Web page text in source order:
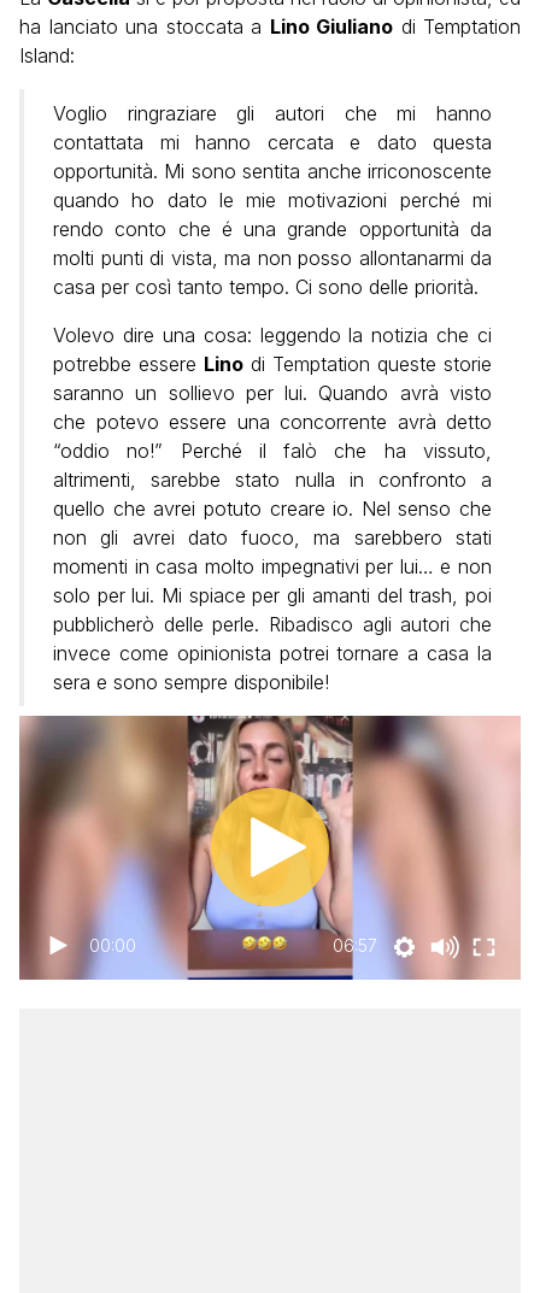
ha lanciato una stoccata a Lino Giuliano di Temptation
Island:
Voglio ringraziare gli autori che mi hanno
contattata mi hanno cercata e dato questa
opportunità. Mi sono sentita anche irriconoscente
quando ho dato le mie motivazioni perché mi
rendo conto che é una grande opportunità da
molti punti di vista, ma non posso allontanarmi da
casa per così tanto tempo. Ci sono delle priorità.
Volevo dire una cosa: leggendo la notizia che ci
potrebbe essere Lino di Temptation queste storie
saranno un sollievo per lui. Quando avrà visto
che potevo essere una concorrente avrà detto
“oddio no!” Perché il falò che ha vissuto,
altrimenti, sarebbe stato nulla in confronto a
quello che avrei potuto creare io. Nel senso che
non gli avrei dato fuoco, ma sarebbero stati
momenti in casa molto impegnativi per lui… e non
solo per lui. Mi spiace per gli amanti del trash, poi
pubblicherò delle perle. Ribadisco agli autori che
invece come opinionista potrei tornare a casa la
sera e sono sempre disponibile!
00:00 06:57